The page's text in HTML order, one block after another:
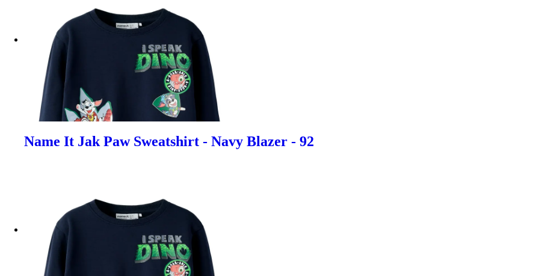
Name It Jak Paw Sweatshirt - Navy Blazer - 92